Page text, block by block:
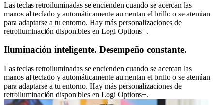
Las teclas retroiluminadas se encienden cuando se acercan las
manos al teclado y automáticamente aumentan el brillo o se atenúan
para adaptarse a tu entorno. Hay más personalizaciones de
retroiluminación disponibles en Logi Options+.
Iluminación inteligente. Desempeño constante.
Las teclas retroiluminadas se encienden cuando se acercan las
manos al teclado y automáticamente aumentan el brillo o se atenúan
para adaptarse a tu entorno. Hay más personalizaciones de
retroiluminación disponibles en Logi Options+.